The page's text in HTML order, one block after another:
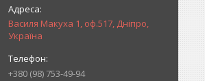
Василя Макуха 1, оф.517, Дніпро,
Україна
+380 (98) 753-49-94